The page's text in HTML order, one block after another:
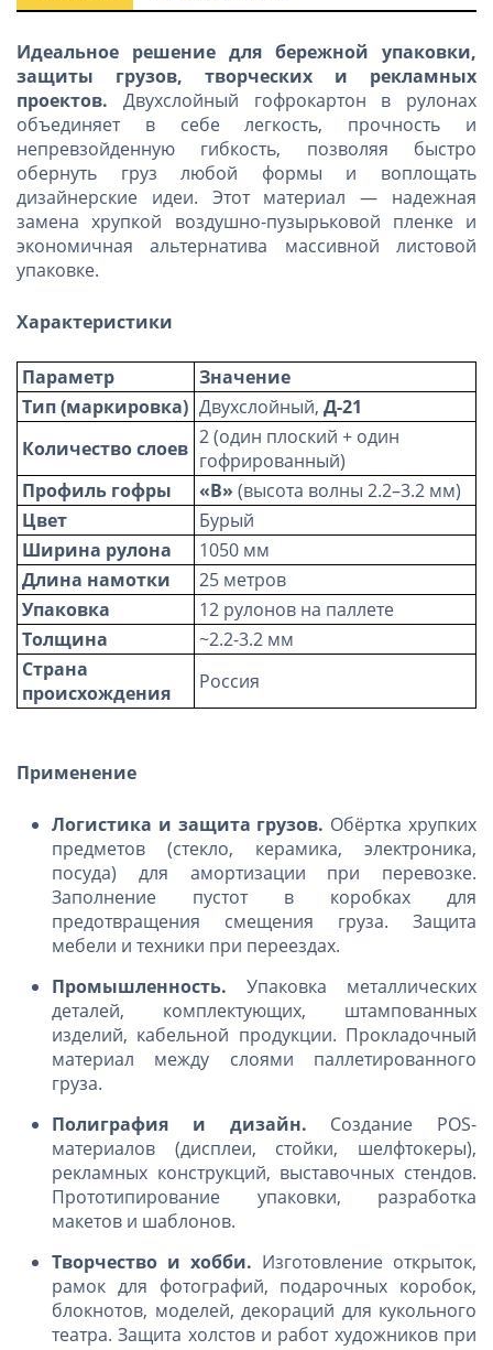
Идеальное решение для бережной упаковки,
защиты грузов, творческих и рекламных
проектов. Двухслойный гофрокартон в рулонах
объединяет в себе легкость, прочность и
непревзойденную гибкость, позволяя быстро
обернуть груз любой формы и воплощать
дизайнерские идеи. Этот материал — надежная
замена хрупкой воздушно-пузырьковой пленке и
экономичная альтернатива массивной листовой
упаковке.
Характеристики
Параметр
Значение
Тип (маркировка) Двухслойный, Д-21
Количество слоев 2 (один плоский + один
гофрированный)
Профиль гофры
«В» (высота волны 2.2–3.2 мм)
Цвет
Бурый
Ширина рулона
1050 мм
Длина намотки
25 метров
Упаковка
12 рулонов на паллете
Толщина
~2.2-3.2 мм
Страна
происхождения
Россия
Применение
Логистика и защита грузов. Обёртка хрупких
предметов (стекло, керамика, электроника,
посуда) для амортизации при перевозке.
Заполнение пустот в коробках для
предотвращения смещения груза. Защита
мебели и техники при переездах.
Промышленность. Упаковка металлических
деталей, комплектующих, штампованных
изделий, кабельной продукции. Прокладочный
материал между слоями паллетированного
груза.
Полиграфия и дизайн. Создание POS-
материалов (дисплеи, стойки, шелфтокеры),
рекламных конструкций, выставочных стендов.
Прототипирование упаковки, разработка
макетов и шаблонов.
Творчество и хобби. Изготовление открыток,
рамок для фотографий, подарочных коробок,
блокнотов, моделей, декораций для кукольного
театра. Защита холстов и работ художников при